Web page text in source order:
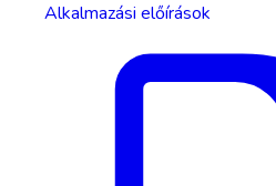
Alkalmazási előírások